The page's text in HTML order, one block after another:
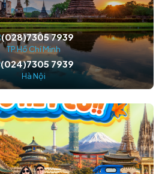
(028)7305 7939
TP.Hồ Chí Minh
(024)7305 7939
Hà Nội